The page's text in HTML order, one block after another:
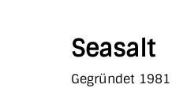
Seasalt
Gegründet